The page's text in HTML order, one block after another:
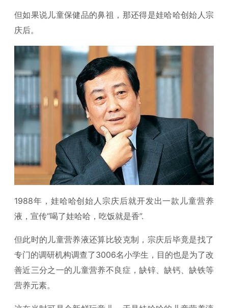
但如果说儿童保健品的鼻祖，那还得是娃哈哈创始人宗
庆后。
1988年，娃哈哈创始人宗庆后就开发出一款儿童营养
液，宣传“喝了娃哈哈，吃饭就是香”.
但此时的儿童营养液还算比较克制，宗庆后毕竟是找了
专门的调研机构调查了3006名小学生，目的也是为了改
善近三分之一的儿童营养不良症，缺锌、缺钙、缺铁等
营养元素。